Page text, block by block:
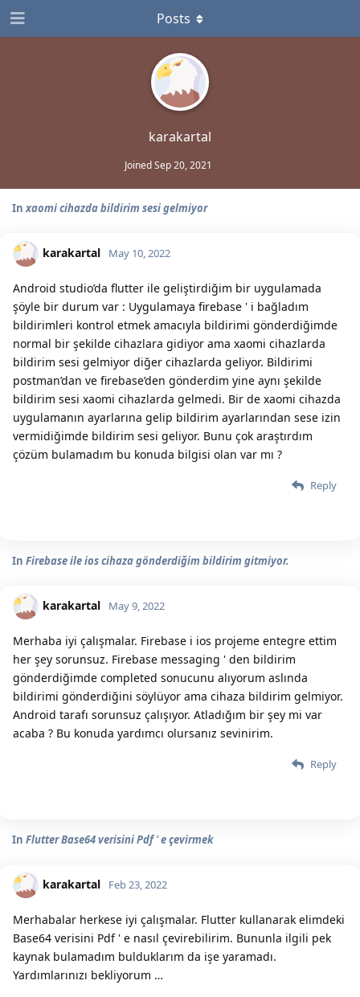
karakartal
JoinedSep 20, 2021
Posts
Inxaomi cihazda bildirim sesi gelmiyor
karakartal May 10, 2022
Android studio’da flutter ile geliştirdiğim bir uygulamada
şöyle bir durum var : Uygulamaya firebase ' i bağladım
bildirimleri kontrol etmek amacıyla bildirimi gönderdiğimde
normal bir şekilde cihazlara gidiyor ama xaomi cihazlarda
bildirim sesi gelmiyor diğer cihazlarda geliyor. Bildirimi
postman’dan ve firebase’den gönderdim yine aynı şekilde
bildirim sesi xaomi cihazlarda gelmedi. Bir de xaomi cihazda
uygulamanın ayarlarına gelip bildirim ayarlarından sese izin
vermidiğimde bildirim sesi geliyor. Bunu çok araştırdım
çözüm bulamadım bu konuda bilgisi olan var mı ?
Reply
In Firebase ile ios cihaza gönderdiğim bildirim gitmiyor.
karakartal May 9, 2022
Merhaba iyi çalışmalar. Firebase i ios projeme entegre ettim
her şey sorunsuz. Firebase messaging ' den bildirim
gönderdiğimde completed sonucunu alıyorum aslında
bildirimi gönderdiğini söylüyor ama cihaza bildirim gelmiyor.
Android tarafı sorunsuz çalışıyor. Atladığım bir şey mi var
acaba ? Bu konuda yardımcı olursanız sevinirim.
Reply
In Flutter Base64 verisini Pdf ' e çevirmek
karakartal Feb 23, 2022
Merhabalar herkese iyi çalışmalar. Flutter kullanarak elimdeki
Base64 verisini Pdf ' e nasıl çevirebilirim. Bununla ilgili pek
kaynak bulamadım bulduklarım da işe yaramadı.
Yardımlarınızı bekliyorum …